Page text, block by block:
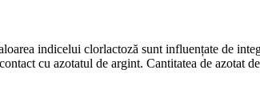
indicelui clorlactoză sunt influențate de
cu azotatul de argint. Cantitatea de azotat